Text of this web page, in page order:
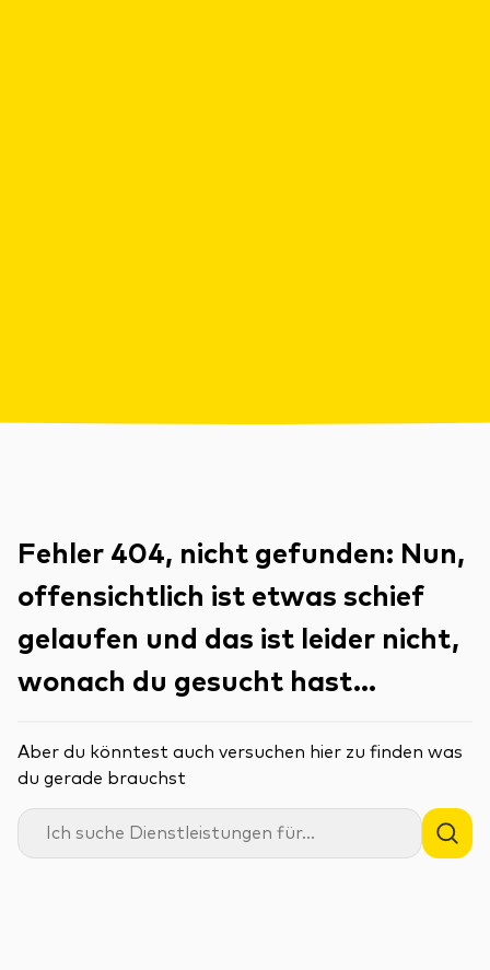
Fehler 404, nicht gefunden: Nun,
offensichtlich ist etwas schief
gelaufen und das ist leider nicht,
wonach du gesucht hast...
Aber du könntest auch versuchen hier zu finden was
du gerade brauchst